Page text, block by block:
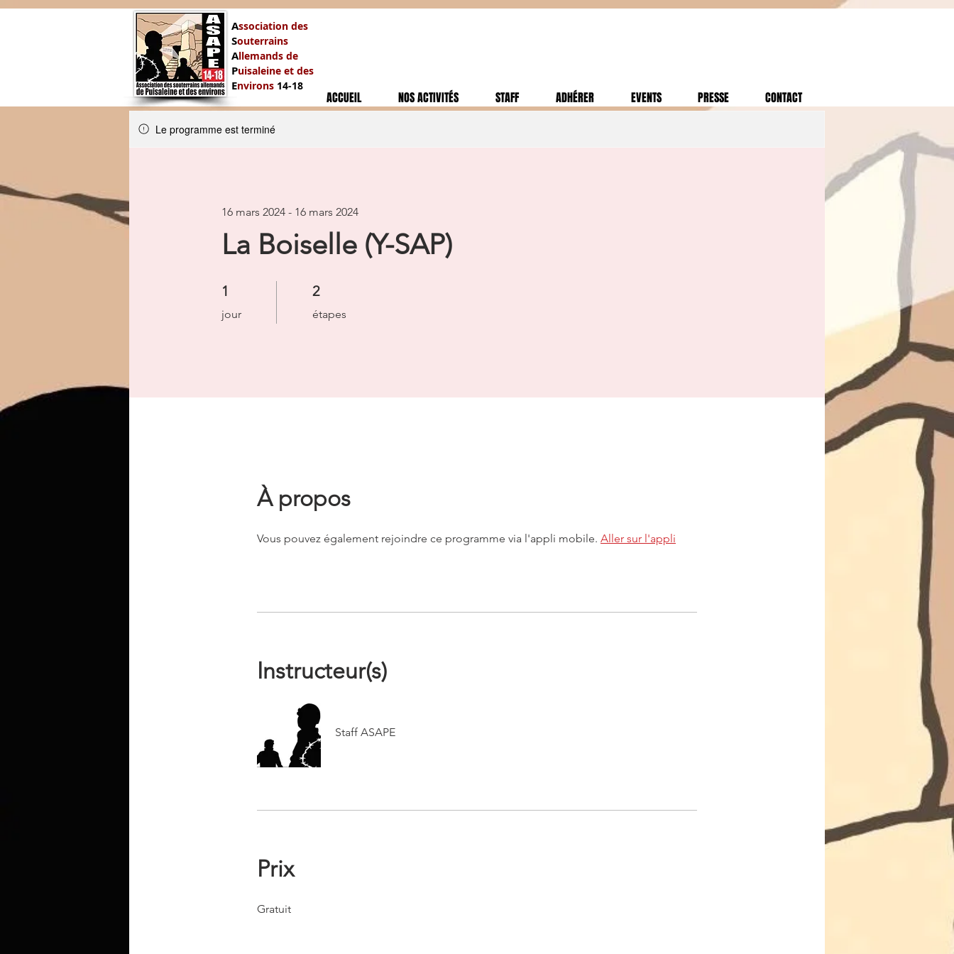
Association des
Souterrains
Allemands de
Puisaleine et des
Environs 14-18
ACCUEIL NOS ACTIVITÉS STAFF ADHÉRER EVENTS PRESSE CONTACT
Le programme est terminé
La Boiselle (Y-SAP)
16 mars 2024 - 16 mars 2024
1
jour
1 jour 2
étapes
2 étapes
À propos
Vous pouvez également rejoindre ce programme via l'appli mobile. Aller sur l'appli
Instructeur(s)
Staff ASAPE
Prix
Gratuit